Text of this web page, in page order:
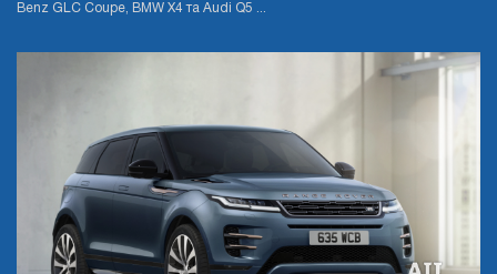
Benz GLC Coupe, BMW X4 та Audi Q5 ...